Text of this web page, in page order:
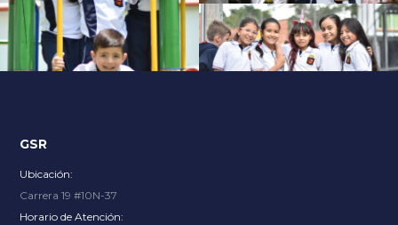
excitement.
GSR
Ubicación:
Carrera 19 #10N-37
Horario de Atención: